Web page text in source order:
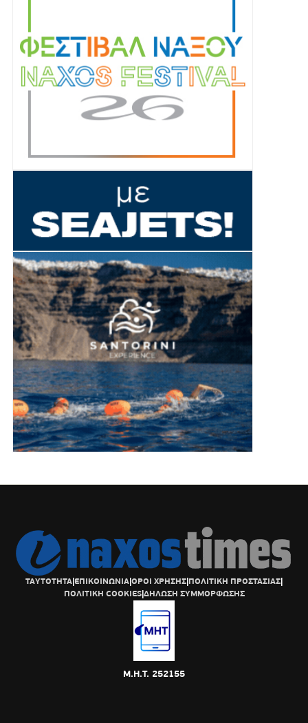
ΤΑΥΤΟΤΗΤΑ|ΕΠΙΚΟΙΝΩΝΙΑ|ΟΡΟΙ ΧΡΗΣΗΣ|ΠΟΛΙΤΙΚΗ ΠΡΟΣΤΑΣΙΑΣ|
ΠΟΛΙΤΙΚΗ COOKIES|ΔΗΛΩΣΗ ΣΥΜΜΟΡΦΩΣΗΣ
Μ.Η.Τ. 252155